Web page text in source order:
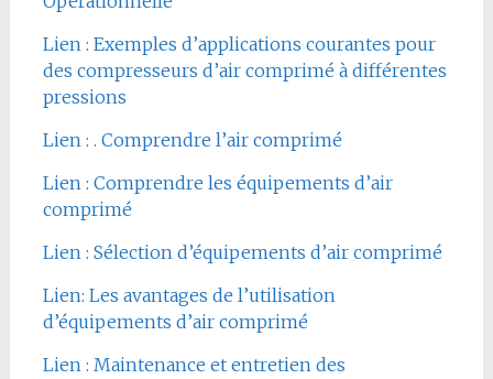
Lien : Exemples d’applications courantes pour
des compresseurs d’air comprimé à différentes
pressions
Lien : . Comprendre l’air comprimé
Lien : Comprendre les équipements d’air
comprimé
Lien : Sélection d’équipements d’air comprimé
Lien: Les avantages de l’utilisation
d’équipements d’air comprimé
Lien : Maintenance et entretien des